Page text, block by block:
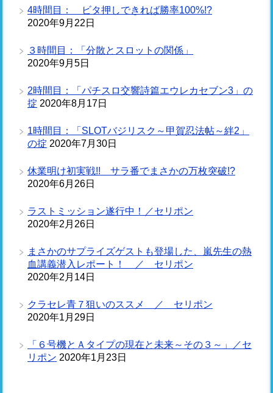
4時間目： ビタ押しできれば勝率100%!?
2020年9月22日
３時間目：「分散とスロットの関係」
2020年9月5日
2時間目：「パチスロ交響詩篇エウレカセブン3」の
掟 2020年8月17日
1時間目：「SLOTバジリスク～甲賀忍法帖～絆2」
の掟 2020年7月30日
休業明け初実戦!! サラ番でまさかの万枚突破!?
2020年6月26日
ラストミッション遂行中！／セリポン
2020年2月26日
まさかのサプライズゲストも登場した、嵐先生の熱
血講義潜入レポート！ ／ セリポン
2020年2月14日
クラセレ青７狙いのススメ ／ セリポン
2020年1月29日
「６号機とＡタイプの現在と未来～その３～」／セ
リポン 2020年1月23日